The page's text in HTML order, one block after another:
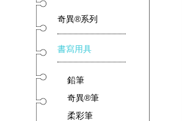
奇異®系列
書寫用具
鉛筆
奇異®筆
柔彩筆